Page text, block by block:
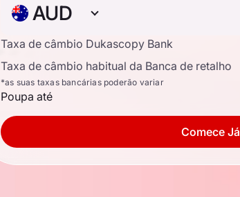
AUD
Taxa de câmbio Dukascopy Bank
Taxa de câmbio habitual da Banca de retalho
*as suas taxas bancárias poderão variar
Poupa até
Comece Já